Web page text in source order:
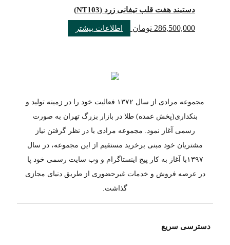
دستبند هفت قلب تیفانی زرد (NT103)
286,500,000 تومان اطلاعات بیشتر
مجموعه مرادی از سال ۱۳۷۲ فعالیت خود را در زمینه تولید و
بنکداری(پخش عمده) طلا در بازار بزرگ تهران به صورت
رسمی آغاز نمود. مجموعه مرادی با در نظر گرفتن نیاز
مشتریان خود مبنی برخرید مستقیم از این مجموعه، در سال
۱۳۹۷با آغاز به کار پیج اینستاگرام و وب سایت رسمی خود پا
در عرصه فروش و خدمات غیرحضوری از طریق دنیای مجازی
گذاشت.
دسترسی سریع